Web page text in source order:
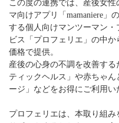
この度の連携では、産後女
マ向けアプリ「mamaniere」
する個人向けマンツーマン
ビス「プロフェリエ」の中
価格で提供。
産後の心身の不調を改善す
ティックヘルス」や赤ちゃ
ージ」などをお得にご利用い
プロフェリエは、本取り組